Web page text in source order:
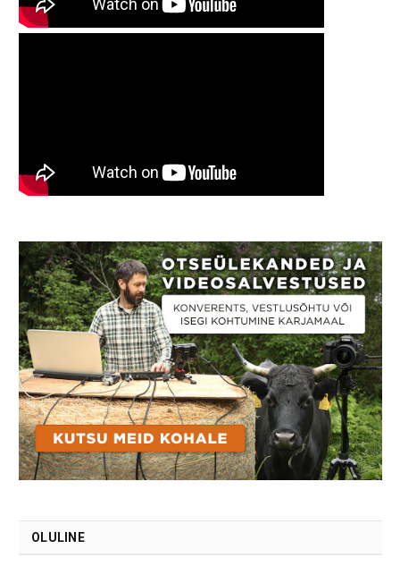
OLULINE